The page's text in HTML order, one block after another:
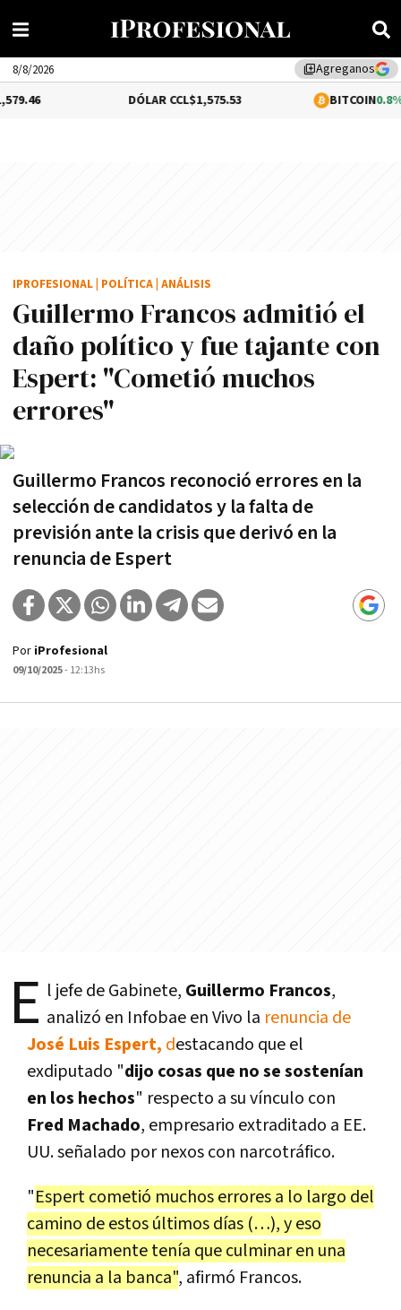
library_addAgreganos
8/8/2026
DÓLAR CCL$1,575.53 BITCOIN0.8%
Guillermo Francos admitió el
daño político y fue tajante con
Espert: "Cometió muchos
errores"
Guillermo Francos reconoció errores en la
selección de candidatos y la falta de
previsión ante la crisis que derivó en la
renuncia de Espert
IPROFESIONAL POLÍTICA ANÁLISIS
Por iProfesional
09/10/2025- 12:13hs
E l jefe de Gabinete, Guillermo Francos,
analizó en Infobae en Vivo la renuncia de
José Luis Espert, destacando que el
exdiputado "dijo cosas que no se sostenían
en los hechos" respecto a su vínculo con
Fred Machado, empresario extraditado a EE.
UU. señalado por nexos con narcotráfico.
"Espert cometió muchos errores a lo largo del
camino de estos últimos días (…), y eso
necesariamente tenía que culminar en una
renuncia a la banca", afirmó Francos.